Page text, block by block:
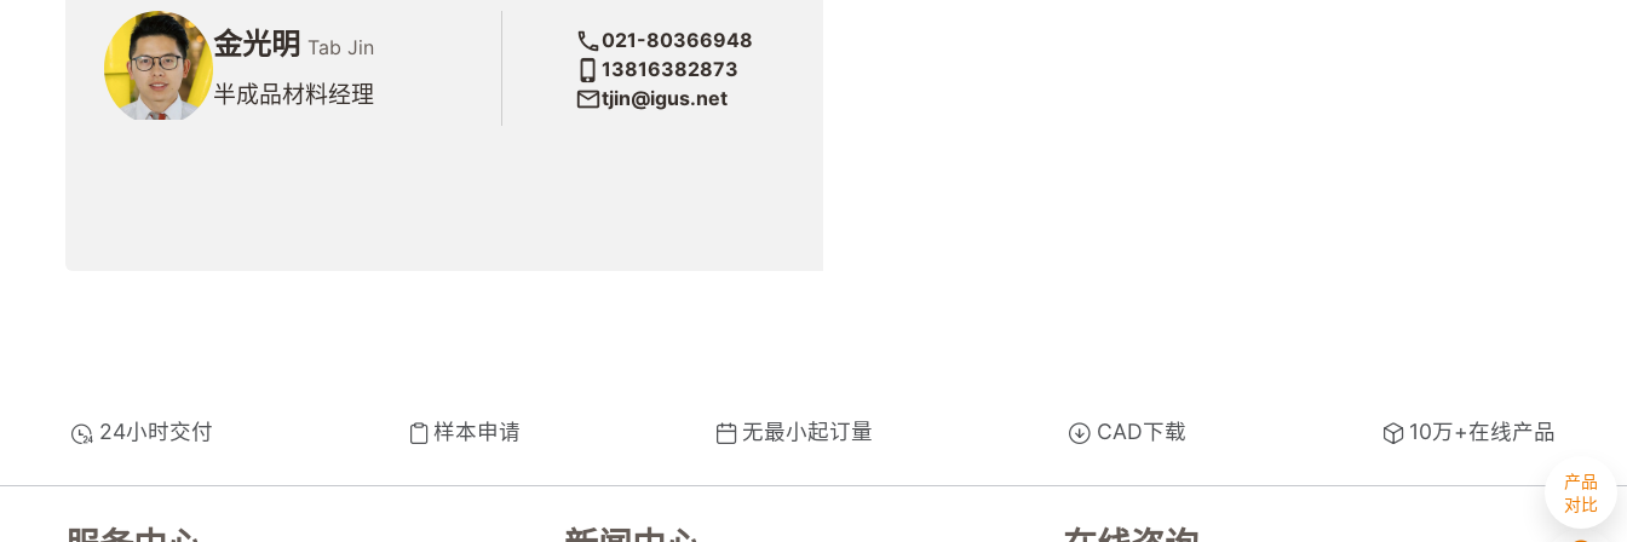
金光明 Tab Jin
半成品材料经理
021-80366948
13816382873
tjin@igus.net
24小时交付 样本申请 无最小起订量 CAD下载 10万+在线产品
产品
对比